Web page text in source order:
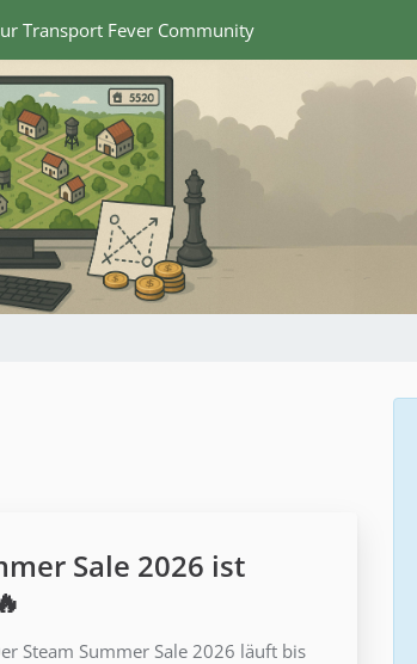
Transport Fever Community
Sale 2026 ist
Steam Summer Sale 2026 läuft bis